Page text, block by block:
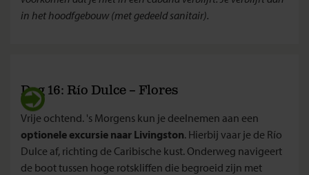
in het hoodfgebouw (met gedeeld sanitair).
Dag 16: Río Dulce – Flores
Vrije ochtend. 's Morgens kun je deelnemen aan een
optionele excursie naar Livingston. Hierbij vaar je de Río
Dulce af, richting de Caribische kust. Onderweg navigeert
de boot tussen hoge rotskliffen die begroeid zijn met